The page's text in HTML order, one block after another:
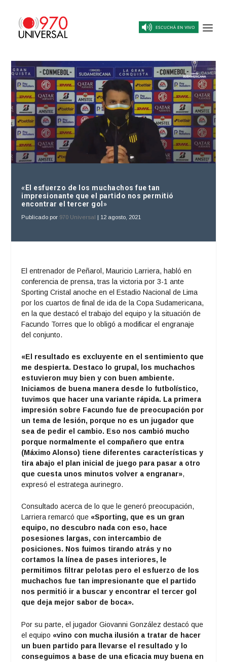
«El esfuerzo de los muchachos fue tan
impresionante que el partido nos permitió
encontrar el tercer gol»
Publicado por 970 Universal | 12 agosto, 2021
El entrenador de Peñarol, Mauricio Larriera, habló en
conferencia de prensa, tras la victoria por 3-1 ante
Sporting Cristal anoche en el Estadio Nacional de Lima
por los cuartos de final de ida de la Copa Sudamericana,
en la que destacó el trabajo del equipo y la situación de
Facundo Torres que lo obligó a modificar el engranaje
del conjunto.
«El resultado es excluyente en el sentimiento que
me despierta. Destaco lo grupal, los muchachos
estuvieron muy bien y con buen ambiente.
Iniciamos de buena manera desde lo futbolístico,
tuvimos que hacer una variante rápida. La primera
impresión sobre Facundo fue de preocupación por
un tema de lesión, porque no es un jugador que
sea de pedir el cambio. Eso nos cambió mucho
porque normalmente el compañero que entra
(Máximo Alonso) tiene diferentes características y
tira abajo el plan inicial de juego para pasar a otro
que cuesta unos minutos volver a engranar»,
expresó el estratega aurinegro.
Consultado acerca de lo que le generó preocupación,
Larriera remarcó que «Sporting, que es un gran
equipo, no descubro nada con eso, hace
posesiones largas, con intercambio de
posiciones. Nos fuimos tirando atrás y no
cortamos la línea de pases interiores, le
permitimos filtrar pelotas pero el esfuerzo de los
muchachos fue tan impresionante que el partido
nos permitió ir a buscar y encontrar el tercer gol
que deja mejor sabor de boca».
Por su parte, el jugador Giovanni González destacó que
el equipo «vino con mucha ilusión a tratar de hacer
un buen partido para llevarse el resultado y lo
conseguimos a base de una eficacia muy buena en